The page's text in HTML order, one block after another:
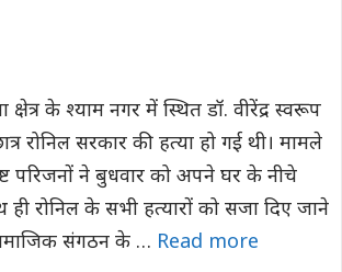
क्षेत्र के श्याम नगर में स्थित डॉ. वीरेंद्र स्वरूप
रोनिल सरकार की हत्या हो गई थी। मामले
परिजनों ने बुधवार को अपने घर के नीचे
ही रोनिल के सभी हत्यारों को सजा दिए जाने
संगठन के … Read more